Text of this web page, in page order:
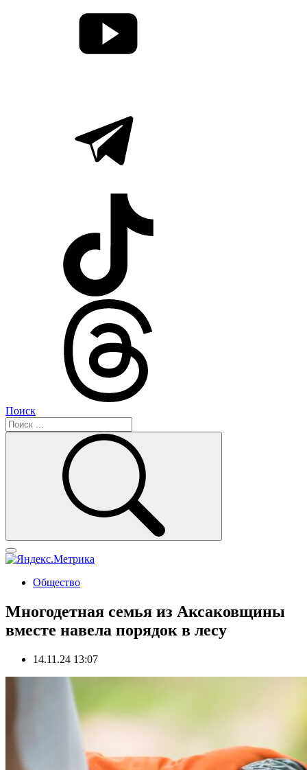
Поиск
Общество
Многодетная семья из Аксаковщины
вместе навела порядок в лесу
14.11.24 13:07